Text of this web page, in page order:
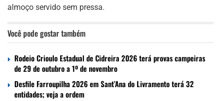
almoço servido sem pressa.
Você pode gostar também
Rodeio Crioulo Estadual de Cidreira 2026 terá provas campeiras
de 29 de outubro a 1º de novembro
Desfile Farroupilha 2026 em Sant’Ana do Livramento terá 32
entidades; veja a ordem